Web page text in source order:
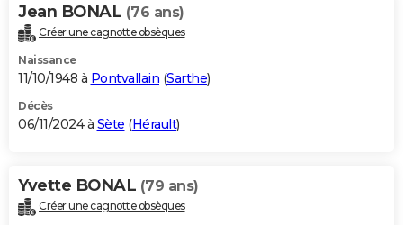
Jean BONAL (76 ans)
Créer une cagnotte obsèques
Naissance
11/10/1948 à Pontvallain (Sarthe)
Décès
06/11/2024 à Sète (Hérault)
Yvette BONAL (79 ans)
Créer une cagnotte obsèques